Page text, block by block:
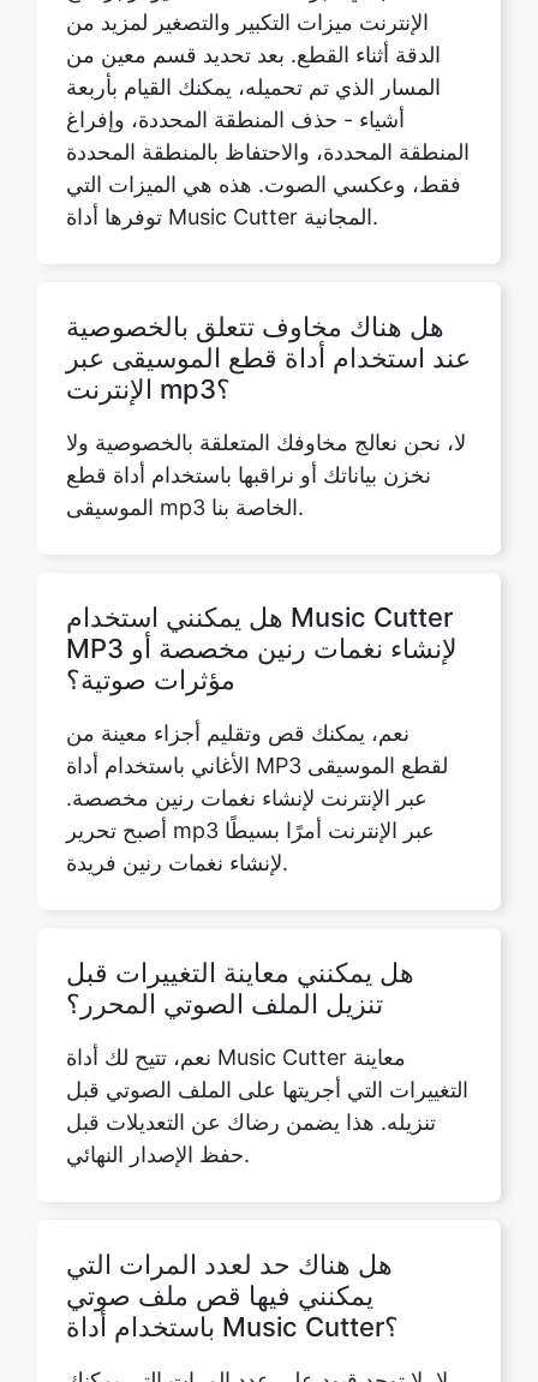
أشياء - حذف المنطقة المحددة، وإفراغ
المنطقة المحددة، والاحتفاظ بالمنطقة المحددة
فقط، وعكسي الصوت. هذه هي الميزات التي
توفرها أداة Music Cutter المجانية.
هل هناك مخاوف تتعلق بالخصوصية
لا، نحن نعالج مخاوفك المتعلقة بالخصوصية ولا
نخزن بياناتك أو نراقبها باستخدام أداة قطع
هل يمكنني استخدام Music Cutter
نعم، يمكنك قص وتقليم أجزاء معينة من
الأغاني باستخدام أداة MP3 لقطع الموسيقى
عبر الإنترنت لإنشاء نغمات رنين مخصصة.
أصبح تحرير mp3 عبر الإنترنت أمرًا بسيطًا
لإنشاء نغمات رنين فريدة.
هل يمكنني معاينة التغييرات قبل
التغييرات التي أجريتها على الملف الصوتي قبل
تنزيله. هذا يضمن رضاك عن التعديلات قبل
حفظ الإصدار النهائي.
هل هناك حد لعدد المرات التي
لا، لا توجد قيود على عدد المرات التي يمكنك
فيها قص ملف صوتي باستخدام أداة Music
Cutter الخاصة بنا. يمكنك استخدامه عدة